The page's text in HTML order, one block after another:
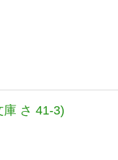
庫 さ 41-3)